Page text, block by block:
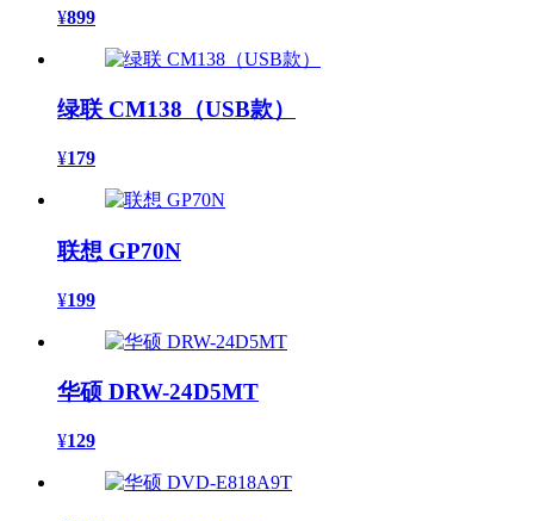
¥899
绿联 CM138（USB款）
¥179
联想 GP70N
¥199
华硕 DRW-24D5MT
¥129